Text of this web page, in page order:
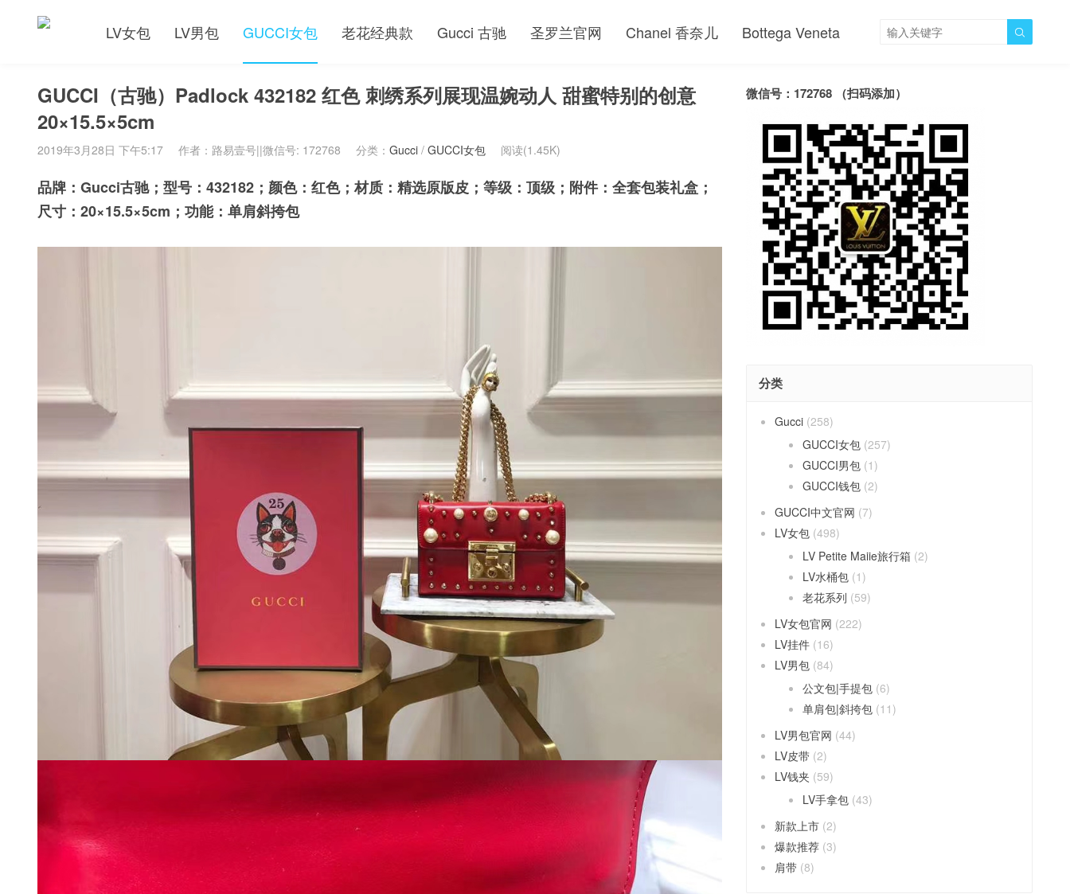
LV女包 LV男包 GUCCI女包 老花经典款 Gucci 古驰 圣罗兰官网 Chanel 香奈儿 Bottega Veneta 
GUCCI（古驰）Padlock 432182 红色 刺绣系列展现温婉动人 甜蜜特别的创意
20×15.5×5cm
2019年3月28日 下午5:17 作者：路易壹号||微信号: 172768 分类： Gucci / GUCCI女包 阅读(1.45K)
品牌：Gucci古驰；型号：432182；颜色：红色；材质：精选原版皮；等级：顶级；附件：全套包装礼盒；
尺寸：20×15.5×5cm；功能：单肩斜挎包
微信号：172768 （扫码添加）
分类
Gucci (258)
GUCCI女包 (257)
GUCCI男包 (1)
GUCCI钱包 (2)
GUCCI中文官网 (7)
LV女包 (498)
LV Petite Maiie旅行箱 (2)
LV水桶包 (1)
老花系列 (59)
LV女包官网 (222)
LV挂件 (16)
LV男包 (84)
公文包|手提包 (6)
单肩包|斜挎包 (11)
LV男包官网 (44)
LV皮带 (2)
LV钱夹 (59)
LV手拿包 (43)
新款上市 (2)
爆款推荐 (3)
肩带 (8)